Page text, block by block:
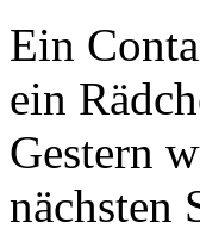
Ein
ein
Gestern
nächsten